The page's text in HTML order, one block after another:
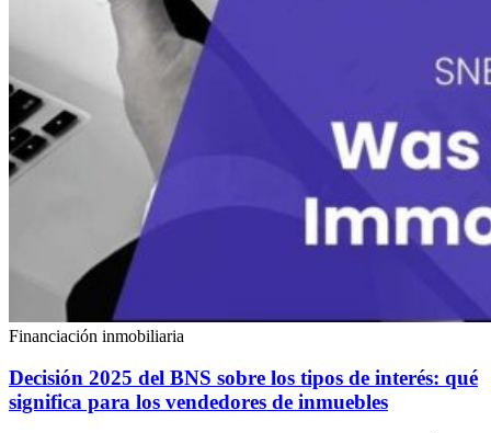
Financiación inmobiliaria
Decisión 2025 del BNS sobre los tipos de interés: qué
significa para los vendedores de inmuebles